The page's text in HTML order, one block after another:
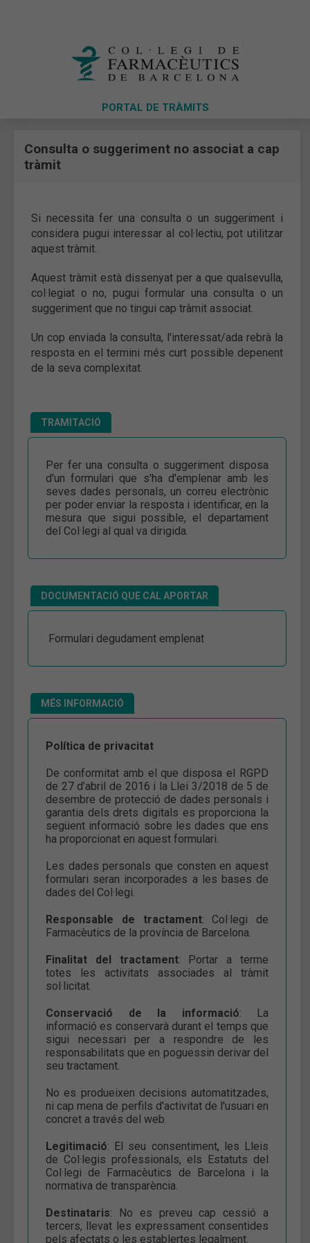
PORTAL DE TRÀMITS
Consulta o suggeriment no associat a cap
tràmit
Si necessita fer una consulta o un suggeriment i
considera pugui interessar al col·lectiu, pot utilitzar
aquest tràmit.
Aquest tràmit està dissenyat per a que qualsevulla,
col·legiat o no, pugui formular una consulta o un
suggeriment que no tingui cap tràmit associat.
Un cop enviada la consulta, l'interessat/ada rebrà la
resposta en el termini més curt possible depenent
de la seva complexitat.
TRAMITACIÓ
Per fer una consulta o suggeriment disposa
d'un formulari que s'ha d'emplenar amb les
seves dades personals, un correu electrònic
per poder enviar la resposta i identificar, en la
mesura que sigui possible, el departament
del Col·legi al qual va dirigida.
DOCUMENTACIÓ QUE CAL APORTAR
Formulari degudament emplenat
MÉS INFORMACIÓ
Política de privacitat
De conformitat amb el que disposa el RGPD
de 27 d’abril de 2016 i la Llei 3/2018 de 5 de
desembre de protecció de dades personals i
garantia dels drets digitals es proporciona la
següent informació sobre les dades que ens
ha proporcionat en aquest formulari.
Les dades personals que consten en aquest
formulari seran incorporades a les bases de
dades del Col·legi.
Responsable de tractament: Col·legi de
Farmacèutics de la província de Barcelona.
Finalitat del tractament: Portar a terme
totes les activitats associades al tràmit
sol·licitat.
Conservació de la informació: La
informació es conservarà durant el temps que
sigui necessari per a respondre de les
responsabilitats que en poguessin derivar del
seu tractament.
No es produeixen decisions automatitzades,
ni cap mena de perfils d'activitat de l'usuari en
concret a través del web.
Legitimació: El seu consentiment, les Lleis
de Col·legis professionals, els Estatuts del
Col·legi de Farmacèutics de Barcelona i la
normativa de transparència.
Destinataris: No es preveu cap cessió a
tercers, llevat les expressament consentides
pels afectats o les establertes legalment.